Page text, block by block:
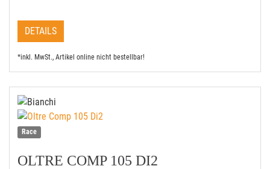
DETAILS
*inkl. MwSt., Artikel online nicht bestellbar!
Race
OLTRE COMP 105 DI2